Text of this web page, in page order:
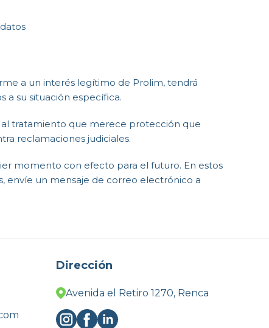
a un interés legítimo de Prolim, tendrá
a su situación específica.
tratamiento que merece protección que
reclamaciones judiciales.
momento con efecto para el futuro. En estos
envíe un mensaje de correo electrónico a
Dirección
Avenida el Retiro 1270, Renca